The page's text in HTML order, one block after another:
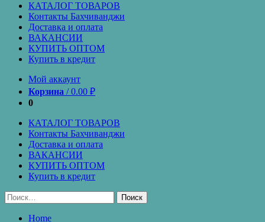
КАТАЛОГ ТОВАРОВ
Контакты Бахчиванджи
Доставка и оплата
ВАКАНСИИ
КУПИТЬ ОПТОМ
Купить в кредит
Мой аккаунт
Корзина /0.00 ₽
0
КАТАЛОГ ТОВАРОВ
Контакты Бахчиванджи
Доставка и оплата
ВАКАНСИИ
КУПИТЬ ОПТОМ
Купить в кредит
Найти:
Home